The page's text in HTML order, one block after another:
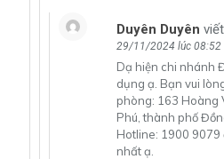
Duyên Duyên
29/11/2024 lúc 08:52
Dạ hiện chi nhánh
dụng ạ. Bạn vui
phòng: 163 Hoàng
Phú, thành phố
Hotline: 1900 9079
nhất ạ.